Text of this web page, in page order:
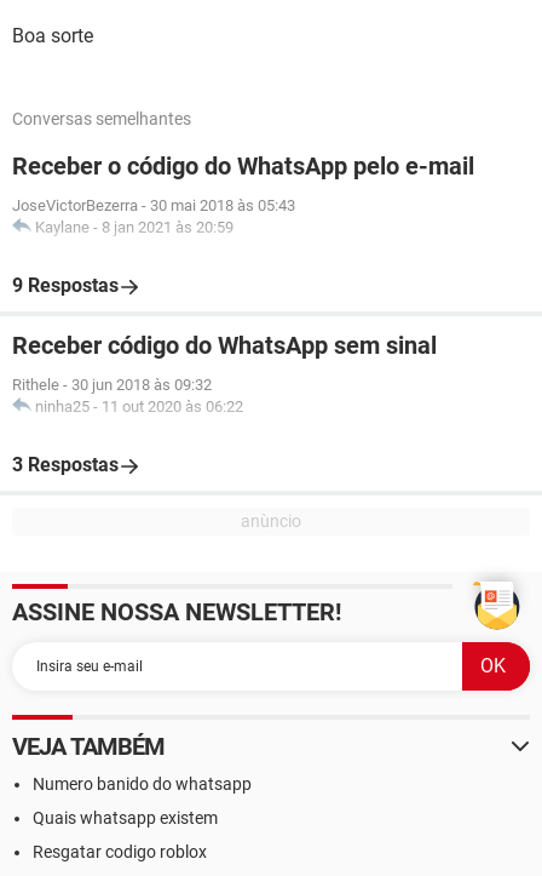
Boa sorte
Conversas semelhantes
Receber o código do WhatsApp pelo e-mail
JoseVictorBezerra - 30 mai 2018 às 05:43
Kaylane - 8 jan 2021 às 20:59
9 Respostas
Receber código do WhatsApp sem sinal
Rithele - 30 jun 2018 às 09:32
ninha25 - 11 out 2020 às 06:22
3 Respostas
ASSINE NOSSA NEWSLETTER!
VEJA TAMBÉM
Numero banido do whatsapp
Quais whatsapp existem
Resgatar codigo roblox